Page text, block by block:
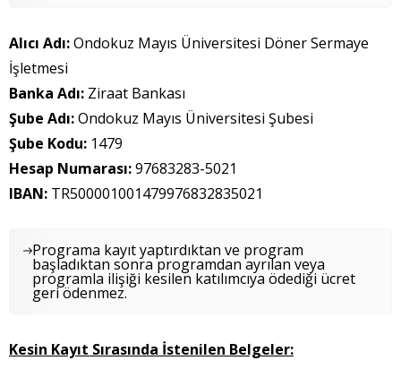
Alıcı Adı:Ondokuz Mayıs Üniversitesi Döner Sermaye
İşletmesi
Banka Adı: Ziraat Bankası
Şube Adı:Ondokuz Mayıs Üniversitesi Şubesi
Şube Kodu: 1479
Hesap Numarası:97683283-5021
IBAN: TR500001001479976832835021
Programa kayıt yaptırdıktan ve program
başladıktan sonra programdan ayrılan veya
programla ilişiği kesilen katılımcıya ödediği ücret
geri ödenmez.
Kesin Kayıt Sırasında İstenilen Belgeler: